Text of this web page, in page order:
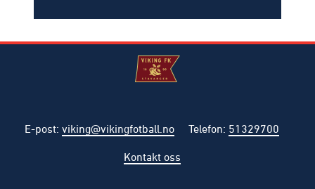
E-post: viking@vikingfotball.no Telefon: 51329700
Kontakt oss